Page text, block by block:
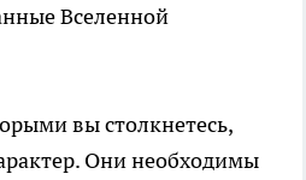
Вселенной
вы столкнетесь,
Они необходимы